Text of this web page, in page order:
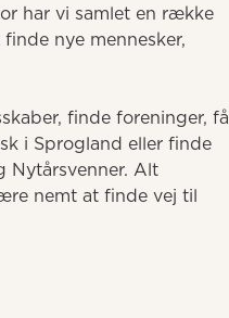
har vi samlet en række
nye mennesker,
finde foreninger, få
i Sprogland eller finde
Nytårsvenner. Alt
nemt at finde vej til